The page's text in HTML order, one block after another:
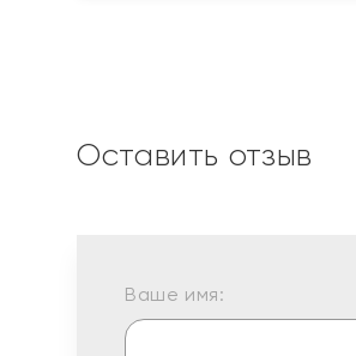
Оставить отзыв
Ваше имя: